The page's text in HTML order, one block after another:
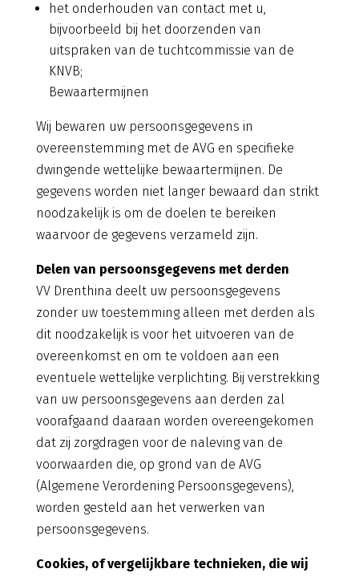
het onderhouden van contact met u,
bijvoorbeeld bij het doorzenden van
uitspraken van de tuchtcommissie van de
KNVB;
Bewaartermijnen
Wij bewaren uw persoonsgegevens in
overeenstemming met de AVG en specifieke
dwingende wettelijke bewaartermijnen. De
gegevens worden niet langer bewaard dan strikt
noodzakelijk is om de doelen te bereiken
waarvoor de gegevens verzameld zijn.
Delen van persoonsgegevens met derden
VV Drenthina deelt uw persoonsgegevens
zonder uw toestemming alleen met derden als
dit noodzakelijk is voor het uitvoeren van de
overeenkomst en om te voldoen aan een
eventuele wettelijke verplichting. Bij verstrekking
van uw persoonsgegevens aan derden zal
voorafgaand daaraan worden overeengekomen
dat zij zorgdragen voor de naleving van de
voorwaarden die, op grond van de AVG
(Algemene Verordening Persoonsgegevens),
worden gesteld aan het verwerken van
persoonsgegevens.
Cookies, of vergelijkbare technieken, die wij